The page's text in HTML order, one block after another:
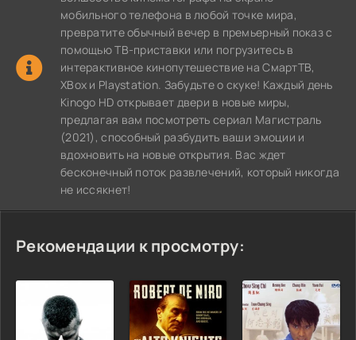
мобильного телефона в любой точке мира,
превратите обычный вечер в премьерный показ с
помощью ТВ-приставки или погрузитесь в
интерактивное кинопутешествие на СмартТВ,
XBox и Playstation. Забудьте о скуке! Каждый день
Kinogo HD открывает двери в новые миры,
предлагая вам посмотреть сериал Магистраль
(2021), способный разбудить ваши эмоции и
вдохновить на новые открытия. Вас ждет
бесконечный поток развлечений, который никогда
не иссякнет!
Рекомендации к просмотру: